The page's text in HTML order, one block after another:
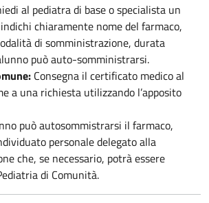
al pediatra di base o specialista un
chiaramente nome del farmaco,
di somministrazione, durata
può auto-somministrarsi.
Consegna il certificato medico al
a una richiesta utilizzando l’apposito
può autosommistrarsi il farmaco,
personale delegato alla
che, se necessario, potrà essere
di Comunità.